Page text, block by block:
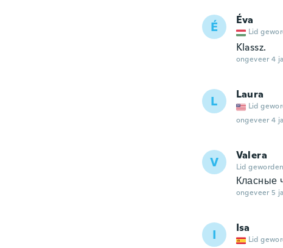
É Éva
Lid
Klassz.
ongeveer 4
L Laura
Lid
ongeveer 4
V Valera
Lid
Класные
ongeveer 5
I Isa
Lid